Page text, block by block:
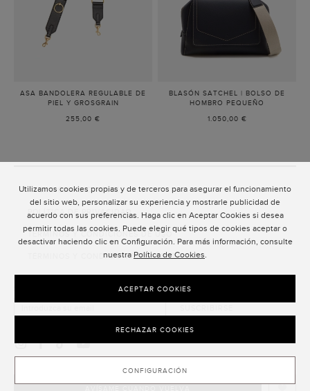
Utilizamos cookies propias y de terceros para asegurar el funcionamiento
del sitio web, personalizar su experiencia y mostrarle publicidad de
acuerdo con sus preferencias. Haga clic en Aceptar Cookies si desea
permitir todas las cookies. Puede elegir qué tipos de cookies aceptar o
desactivar haciendo clic en Configuración. Para más información, consulte
nuestra Política de Cookies.
CONFIGURACIÓN
RECHAZAR COOKIES
ACEPTAR COOKIES
ASA BANDOLERA REGULABLE DE
PIEL Y GROSGRAIN
255,00 €
BLASÓN SATCHEL | BOLSO DE
HOMBRO PEQUEÑO
1.050,00 €
ATENCIÓN AL CLIENTE
POLÍTICA DE PRIVACIDAD
TÉRMINOS Y CONDICIONES DE USO
TÉRMINOS Y CONDICIONES DE VENTA
SUSCRIPCIÓN AL NEWSLETTER